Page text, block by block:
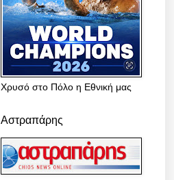
Χρυσό στο Πόλο η Εθνική μας
Αστραπάρης